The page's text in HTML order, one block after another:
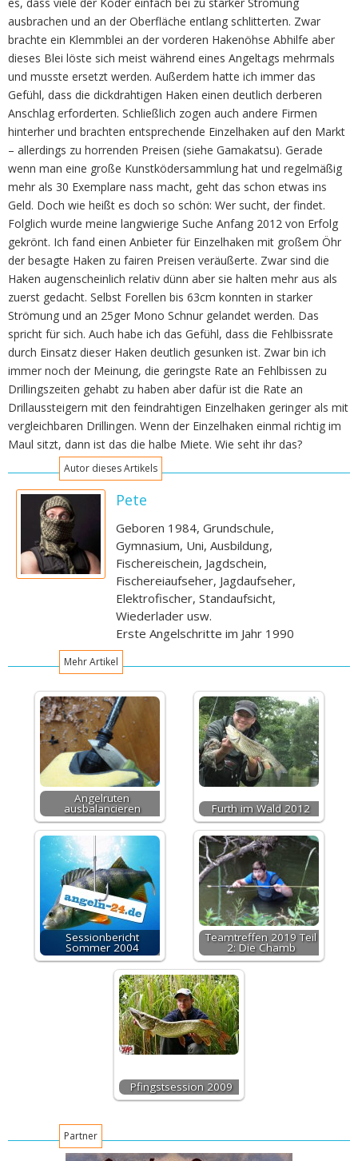
ausbrachen und an der Oberfläche entlang schlitterten. Zwar
brachte ein Klemmblei an der vorderen Hakenöhse Abhilfe aber
dieses Blei löste sich meist während eines Angeltags mehrmals
und musste ersetzt werden. Außerdem hatte ich immer das
Gefühl, dass die dickdrahtigen Haken einen deutlich derberen
Anschlag erforderten. Schließlich zogen auch andere Firmen
hinterher und brachten entsprechende Einzelhaken auf den Markt
– allerdings zu horrenden Preisen (siehe Gamakatsu). Gerade
wenn man eine große Kunstködersammlung hat und regelmäßig
mehr als 30 Exemplare nass macht, geht das schon etwas ins
Geld. Doch wie heißt es doch so schön: Wer sucht, der findet.
Folglich wurde meine langwierige Suche Anfang 2012 von Erfolg
gekrönt. Ich fand einen Anbieter für Einzelhaken mit großem Öhr
der besagte Haken zu fairen Preisen veräußerte. Zwar sind die
Haken augenscheinlich relativ dünn aber sie halten mehr aus als
zuerst gedacht. Selbst Forellen bis 63cm konnten in starker
Strömung und an 25ger Mono Schnur gelandet werden. Das
spricht für sich. Auch habe ich das Gefühl, dass die Fehlbissrate
durch Einsatz dieser Haken deutlich gesunken ist. Zwar bin ich
immer noch der Meinung, die geringste Rate an Fehlbissen zu
Drillingszeiten gehabt zu haben aber dafür ist die Rate an
Drillaussteigern mit den feindrahtigen Einzelhaken geringer als mit
vergleichbaren Drillingen. Wenn der Einzelhaken einmal richtig im
Maul sitzt, dann ist das die halbe Miete. Wie seht ihr das?
Autor dieses Artikels
Pete
Geboren 1984, Grundschule,
Gymnasium, Uni, Ausbildung,
Fischereischein, Jagdschein,
Fischereiaufseher, Jagdaufseher,
Elektrofischer, Standaufsicht,
Wiederlader usw.
Erste Angelschritte im Jahr 1990
Mehr Artikel
Angelruten
ausbalancieren Furth im Wald 2012
Sessionbericht
Sommer 2004
Teamtreffen 2019 Teil
2: Die Chamb
Pfingstsession 2009
Partner